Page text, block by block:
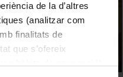
de la d’altres
(analitzar com
finalitats de
que s’ofereix